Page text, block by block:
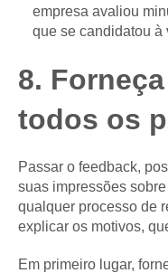
empresa avaliou
que se candidatou à
8.
todos os
Passar o feedback,
suas impressões
qualquer processo de
explicar os motivos,
Em primeiro lugar,